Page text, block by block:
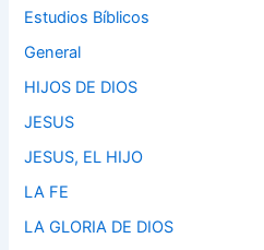
Estudios Bíblicos
General
HIJOS DE DIOS
JESUS
JESUS, EL HIJO
LA FE
LA GLORIA DE DIOS